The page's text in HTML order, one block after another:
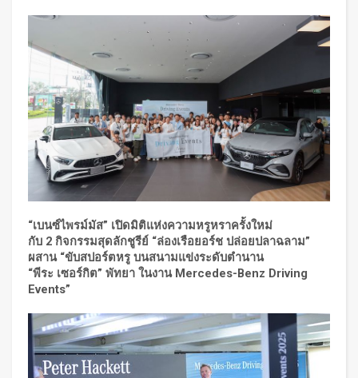
“เบนซ์ไพรม์มัส” เปิดมิติแห่งความหรูหราครั้งใหม่
กับ 2 กิจกรรมสุดลักชูรีย์ “ล่องเรือยอร์ช ปล่อยปลาฉลาม”
ผสาน “ขับสปอร์ตหรู บนสนามแข่งระดับตำนาน
“พีระ เซอร์กิต” พัทยา ในงาน Mercedes-Benz Driving
Events”